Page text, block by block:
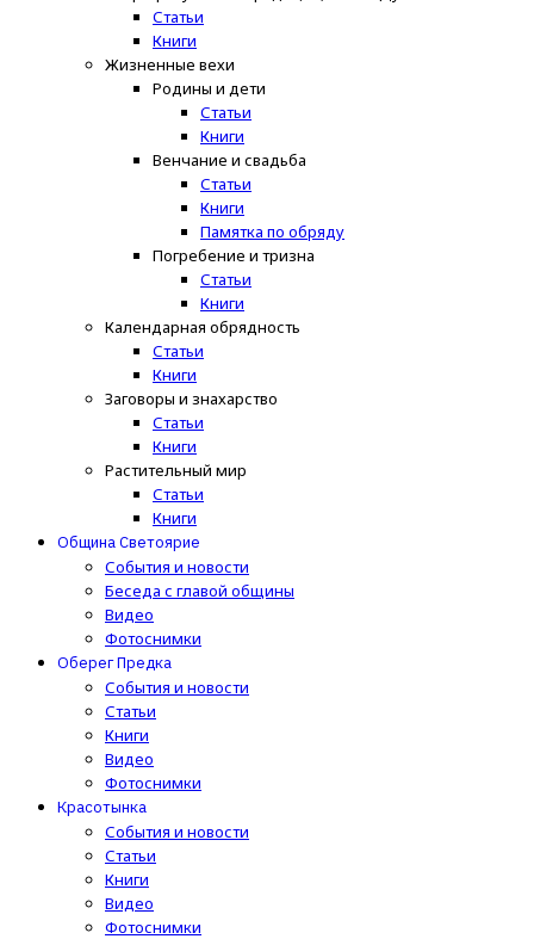
Статьи
Книги
Жизненные вехи
Родины и дети
Статьи
Книги
Венчание и свадьба
Статьи
Книги
Памятка по обряду
Погребение и тризна
Статьи
Книги
Календарная обрядность
Статьи
Книги
Заговоры и знахарство
Статьи
Книги
Растительный мир
Статьи
Книги
Община Светоярие
События и новости
Беседа с главой общины
Видео
Фотоснимки
Оберег Предка
События и новости
Статьи
Книги
Видео
Фотоснимки
Красотынка
События и новости
Статьи
Книги
Видео
Фотоснимки